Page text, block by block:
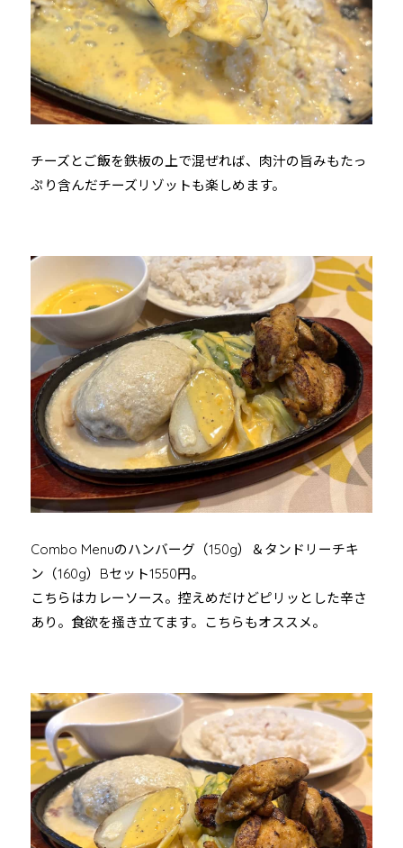
チーズとご飯を鉄板の上で混ぜれば、肉汁の旨みもたっ
ぷり含んだチーズリゾットも楽しめます。
Combo Menuのハンバーグ（150g）＆タンドリーチキ
ン（160g）Bセット1550円。
こちらはカレーソース。控えめだけどピリッとした辛さ
あり。食欲を掻き立てます。こちらもオススメ。